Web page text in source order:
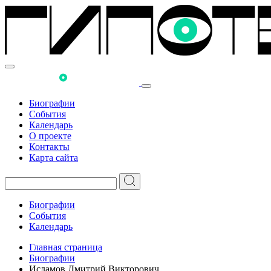
Биографии
События
Календарь
О проекте
Контакты
Карта сайта
Биографии
События
Календарь
Главная страница
Биографии
Исламов Дмитрий Викторович